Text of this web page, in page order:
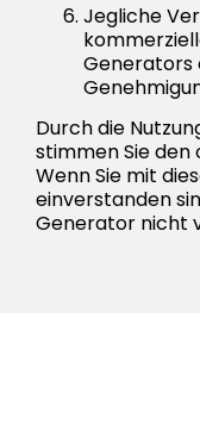
Jegliche
Generators
Durch die
stimmen Sie den
Wenn Sie mit
einverstanden
Generator nicht